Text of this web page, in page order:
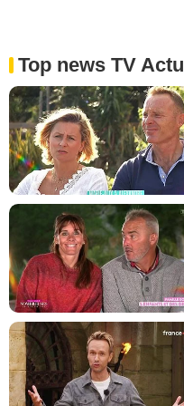
Top news TV Actu